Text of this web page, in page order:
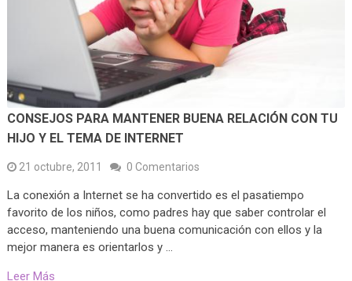
CONSEJOS PARA MANTENER BUENA RELACIÓN CON TU
HIJO Y EL TEMA DE INTERNET
21 octubre, 2011 0 Comentarios
La conexión a Internet se ha convertido es el pasatiempo
favorito de los niños, como padres hay que saber controlar el
acceso, manteniendo una buena comunicación con ellos y la
mejor manera es orientarlos y …
Leer Más